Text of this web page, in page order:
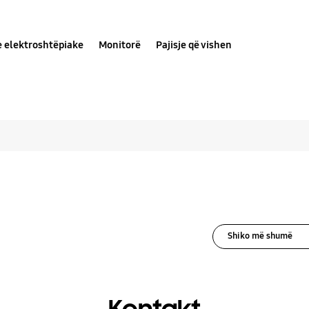
elektroshtëpiake Monitorë Pajisje që vishen
Shiko më shumë